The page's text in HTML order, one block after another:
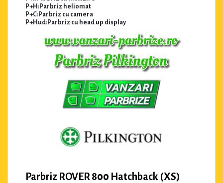
P+H:Parbriz heliomat
P+C:Parbriz cu camera
P+Hud:Parbriz cu head up display
Parbriz ROVER 800 Hatchback (XS)